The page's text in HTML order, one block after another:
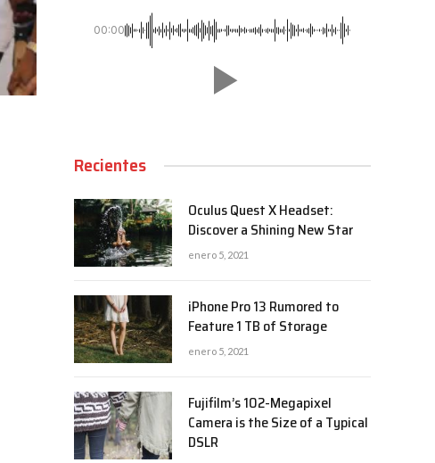
00:00
Recientes
Oculus Quest X Headset:
Discover a Shining New Star
enero 5, 2021
iPhone Pro 13 Rumored to
Feature 1 TB of Storage
enero 5, 2021
Fujifilm’s 102-Megapixel
Camera is the Size of a Typical
DSLR